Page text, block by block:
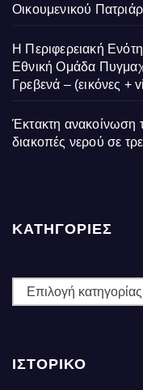
Οικουμενικού
Η Περιφερειακή
Εθνική Ομάδα
Γρεβενά – (εικόνες +
Έκτακτη ανακοίνωση
διακοπές νερού σε
ΚΑΤΗΓΟΡΙΕΣ
ΚΑΤΗΓΟΡΙΕΣ
ΙΣΤΟΡΙΚΌ